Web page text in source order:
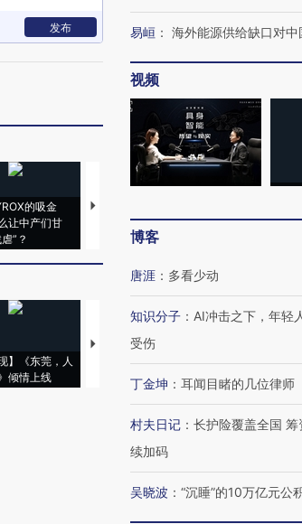
发布
的吸金
让中产们甘
”？
马航飞行员跨国走私7万
粒摇头丸 尿检体内含3种
度Z世代 用街
】《东莞，人
倾情上线
【推广】走进第四届链博
会，让数智科技“链”接产
【特别呈现
有意思的生活
易峘 ： 海外能源供给缺口对中
视频
博客
唐涯 ： 多看少动
知识分子 ： AI冲击之下，年轻
受伤
丁金坤 ： 耳闻目睹的几位律师
村夫日记 ： 长护险覆盖全国
续加码
吴晓波 ： “沉睡”的10万亿元公